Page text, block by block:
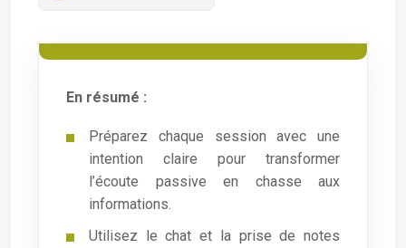
En résumé :
Préparez chaque session avec une
intention claire pour transformer
l’écoute passive en chasse aux
informations.
Utilisez le chat et la prise de notes